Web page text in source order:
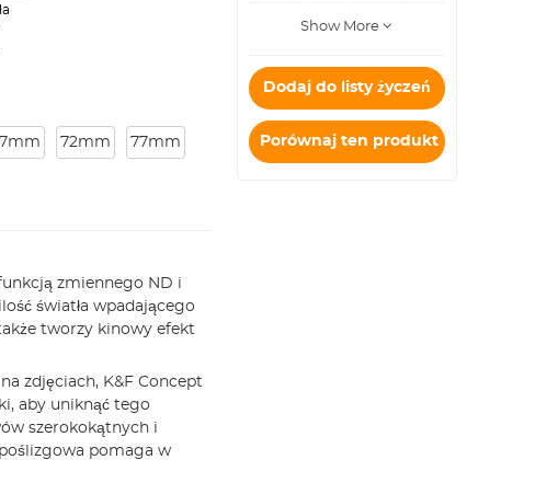
72mm 77mm
zmiennego ND i
światła wpadającego
tworzy kinowy efekt
zdjęciach, K&F Concept
aby uniknąć tego
szerokokątnych i
pomaga w
pierścieni
filtrem obiektywu
aparatu (zawiera
pierścieni
wzmacniających
Show More
Dodaj do listy życzeń
Porównaj ten produkt